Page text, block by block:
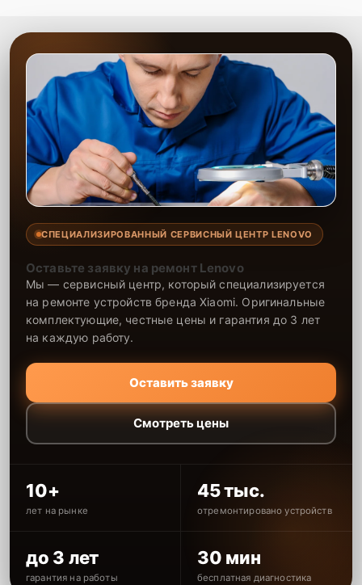
СПЕЦИАЛИЗИРОВАННЫЙ СЕРВИСНЫЙ ЦЕНТР LENOVO
Оставьте заявку на ремонт Lenovo
Мы — сервисный центр, который специализируется
на ремонте устройств бренда Xiaomi. Оригинальные
комплектующие, честные цены и гарантия до 3 лет
на каждую работу.
Оставить заявку
Смотреть цены
10+
лет на рынке
45 тыс.
отремонтировано устройств
до 3 лет
гарантия на работы
30 мин
бесплатная диагностика